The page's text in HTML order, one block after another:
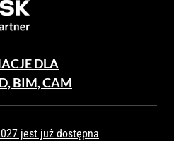
DLA
BIM, CAM
jest już dostępna